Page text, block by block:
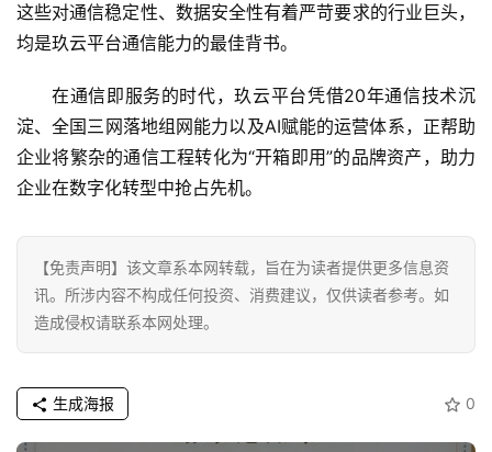
这些对通信稳定性、数据安全性有着严苛要求的行业巨头，
均是玖云平台通信能力的最佳背书。
在通信即服务的时代，玖云平台凭借20年通信技术沉
淀、全国三网落地组网能力以及AI赋能的运营体系，正帮助
企业将繁杂的通信工程转化为“开箱即用”的品牌资产，助力
企业在数字化转型中抢占先机。
【免责声明】该文章系本网转载，旨在为读者提供更多信息资
讯。所涉内容不构成任何投资、消费建议，仅供读者参考。如
造成侵权请联系本网处理。
0
生成海报